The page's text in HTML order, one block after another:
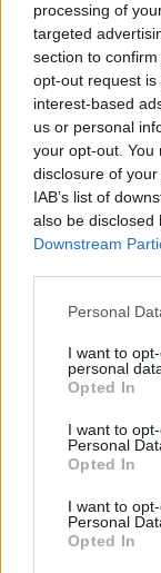
processing of
targeted
section to
opt-out request
interest-based
us or personal
your opt-out. You
disclosure of
IAB’s list of
also be disclosed
Downstream
Please note that
not limited to
grant or deny
use your data
consent section.
Personal
I want to
personal
Opted In
I want to
Personal
Opted In
I want to
Personal
Opted In